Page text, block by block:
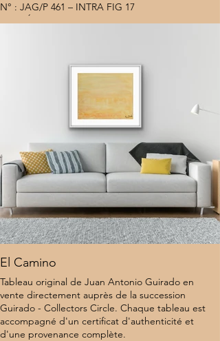
N° : JAG/P 461 – INTRA FIG 17
Lieu : États-Unis
El Camino
Tableau original de Juan Antonio Guirado en
vente directement auprès de la succession
Guirado - Collectors Circle. Chaque tableau est
accompagné d'un certificat d'authenticité et
d'une provenance complète.